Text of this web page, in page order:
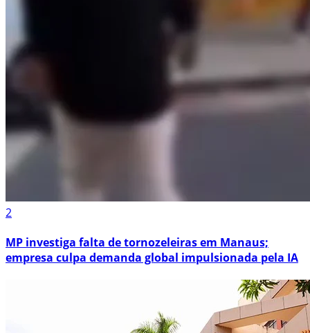
2
MP investiga falta de tornozeleiras em Manaus;
empresa culpa demanda global impulsionada pela IA